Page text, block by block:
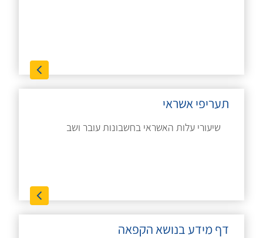
תעריפי אשראי
שיעורי עלות האשראי בחשבונות עובר ושב
דף מידע בנושא הקפאה